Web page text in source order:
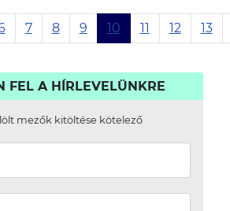
10. oldal / 42
7 8 9 10 11 12 13
FEL A HÍRLEVELÜNKRE
mezők kitöltése kötelező